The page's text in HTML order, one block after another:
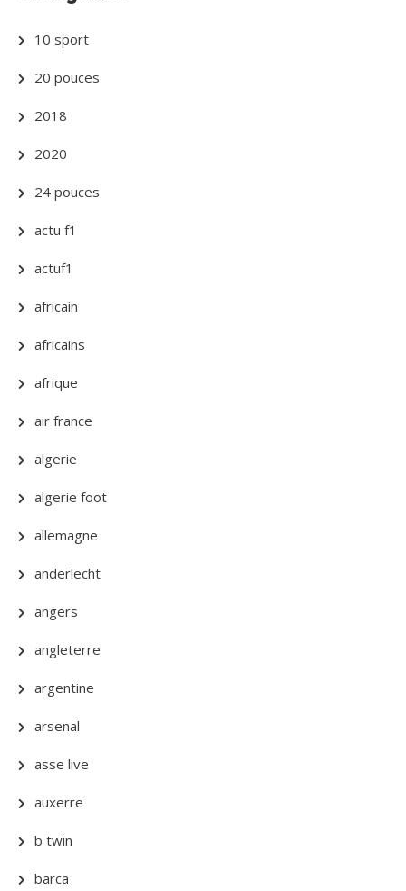
10 sport
20 pouces
2018
2020
24 pouces
actu f1
actuf1
africain
africains
afrique
air france
algerie
algerie foot
allemagne
anderlecht
angers
angleterre
argentine
arsenal
asse live
auxerre
b twin
barca